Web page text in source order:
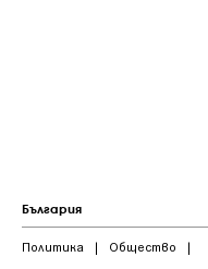
България
Политика | Общество |